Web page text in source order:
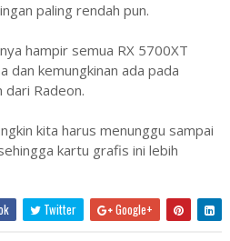
paling rendah pun.
hampir semua RX 5700XT
dan kemungkinan ada pada
Radeon.
kita harus menunggu sampai
kartu grafis ini lebih
Twitter Google+